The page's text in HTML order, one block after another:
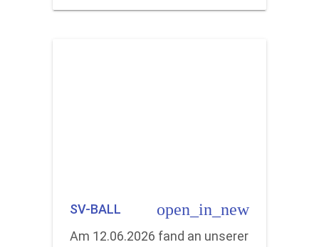
SV-BALL open_in_new
Am 12.06.2026 fand an unserer